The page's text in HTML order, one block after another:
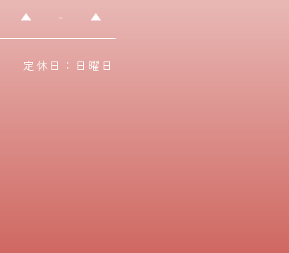
▲ - ▲
定休日：日曜日